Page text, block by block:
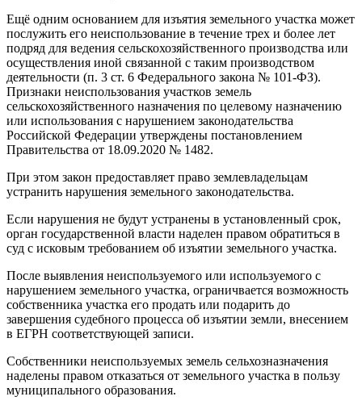
Ещё одним основанием для изъятия земельного участка может
послужить его неиспользование в течение трех и более лет
подряд для ведения сельскохозяйственного производства или
осуществления иной связанной с таким производством
деятельности (п. 3 ст. 6 Федерального закона № 101-ФЗ).
Признаки неиспользования участков земель
сельскохозяйственного назначения по целевому назначению
или использования с нарушением законодательства
Российской Федерации утверждены постановлением
Правительства от 18.09.2020 № 1482.
При этом закон предоставляет право землевладельцам
устранить нарушения земельного законодательства.
Если нарушения не будут устранены в установленный срок,
орган государственной власти наделен правом обратиться в
суд с исковым требованием об изъятии земельного участка.
После выявления неиспользуемого или используемого с
нарушением земельного участка, ограничвается возможность
собственника участка его продать или подарить до
завершения судебного процесса об изъятии земли, внесением
в ЕГРН соответствующей записи.
Собственники неиспользуемых земель сельхозназначения
наделены правом отказаться от земельного участка в пользу
муниципального образования.